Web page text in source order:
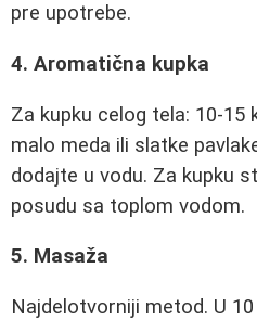
pre upotrebe.
4. Aromatična kupka
Za kupku celog tela: 10-15
malo meda ili slatke
dodajte u vodu. Za kupku
posudu sa toplom vodom.
5. Masaža
Najdelotvorniji metod. U